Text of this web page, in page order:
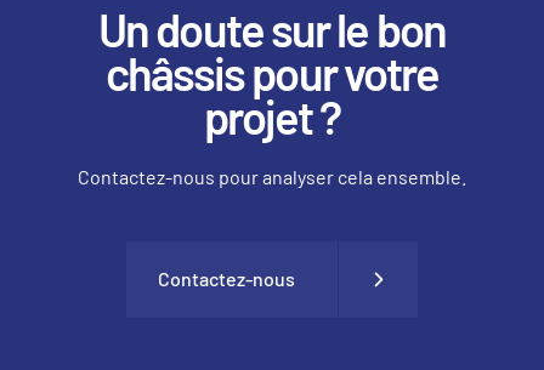
Un doute sur le bon
châssis pour votre
projet ?
Contactez-nous pour analyser cela ensemble.
Contactez-nous